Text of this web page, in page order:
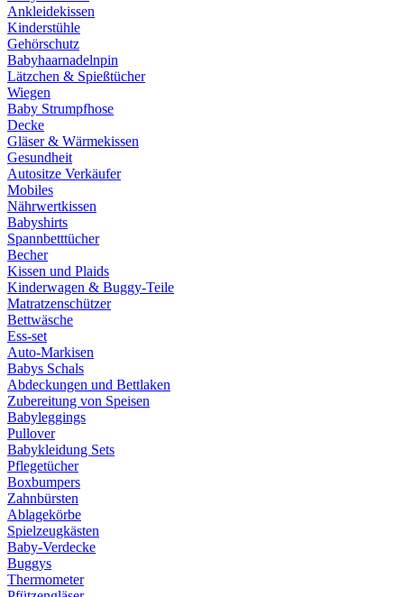
Ankleidekissen
Kinderstühle
Gehörschutz
Babyhaarnadelnpin
Lätzchen & Spießtücher
Wiegen
Baby Strumpfhose
Decke
Gläser & Wärmekissen
Gesundheit
Autositze Verkäufer
Mobiles
Nährwertkissen
Babyshirts
Spannbetttücher
Becher
Kissen und Plaids
Kinderwagen & Buggy-Teile
Matratzenschützer
Bettwäsche
Ess-set
Auto-Markisen
Babys Schals
Abdeckungen und Bettlaken
Zubereitung von Speisen
Babyleggings
Pullover
Babykleidung Sets
Pflegetücher
Boxbumpers
Zahnbürsten
Ablagekörbe
Spielzeugkästen
Baby-Verdecke
Buggys
Thermometer